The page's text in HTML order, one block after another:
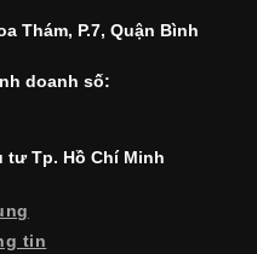
Thám, P.7, Quận Bình
doanh số:
tư Tp. Hồ Chí Minh
tin